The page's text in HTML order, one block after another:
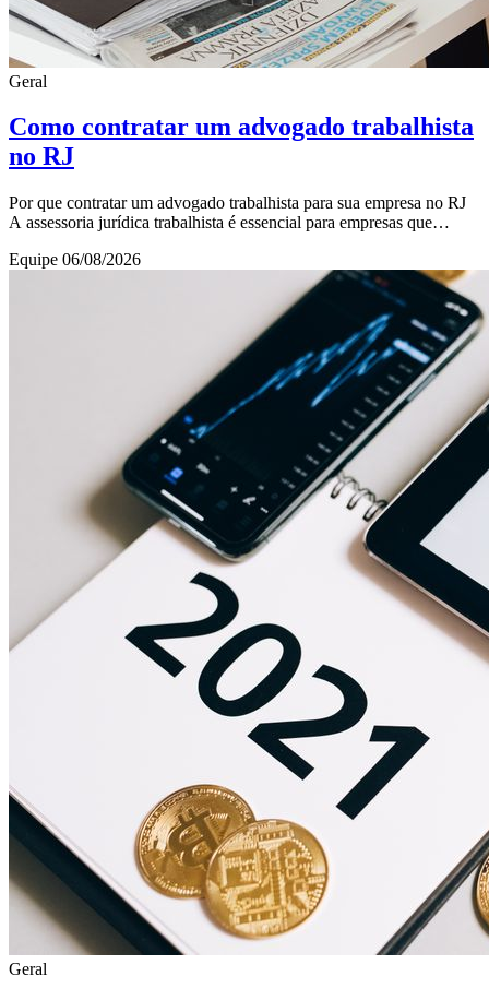
Geral
Como contratar um advogado trabalhista
no RJ
Por que contratar um advogado trabalhista para sua empresa no RJ
A assessoria jurídica trabalhista é essencial para empresas que
Equipe 06/08/2026
Geral